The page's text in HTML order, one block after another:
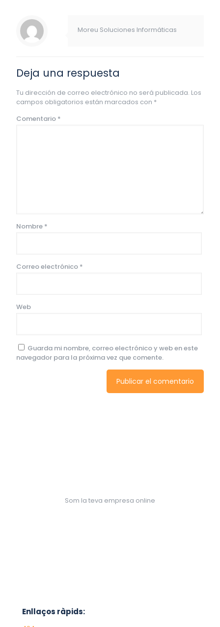
Moreu Soluciones Informáticas
Deja una respuesta
Tu dirección de correo electrónico no será publicada. Los
campos obligatorios están marcados con *
Comentario *
Nombre *
Correo electrónico *
Web
Guarda mi nombre, correo electrónico y web en este
navegador para la próxima vez que comente.
Som la teva empresa online
Enllaços ràpids: